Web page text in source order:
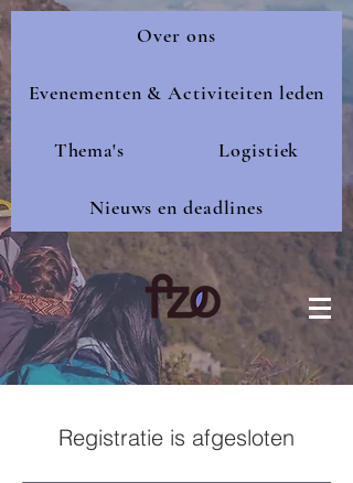
Over ons
Evenementen & Activiteiten leden
Thema's Logistiek
Nieuws en deadlines
Registratie is afgesloten